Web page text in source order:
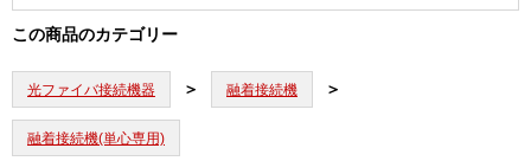
この商品のカテゴリー
光ファイバ接続機器 融着接続機
融着接続機(単心専用)